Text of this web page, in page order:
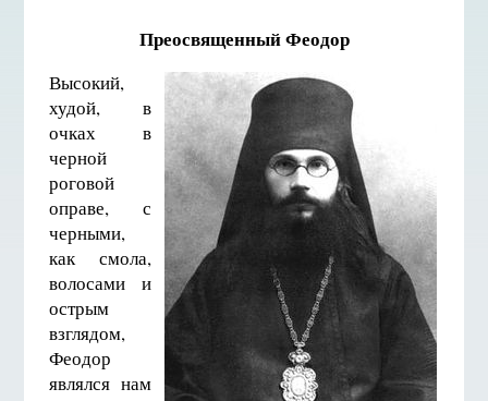
Преосвященный Феодор
Высокий,
худой, в
очках в
черной
роговой
оправе, с
черными,
как смола,
волосами и
острым
взглядом,
Феодор
являлся нам